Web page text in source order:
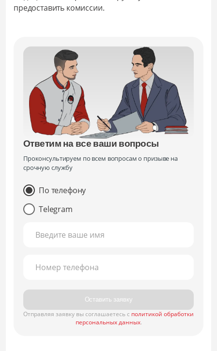
предоставить комиссии.
Ответим на все ваши вопросы
Проконсультируем по всем вопросам о призыве на
срочную службу
По телефону
Telegram
Введите ваше имя
Номер телефона
Оставить заявку
Отправляя заявку вы соглашаетесь с политикой обработки
персональных данных.